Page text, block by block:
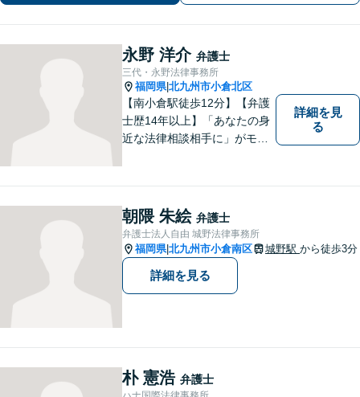
は「地域密着」の当事務所にご相談く
ださい。
永野 洋介 弁護士
三代・永野法律事務所
福岡県|北九州市小倉北区
【南小倉駅徒歩12分】【弁護
士歴14年以上】「あなたの身
近な法律相談相手に」がモッ
事故、債務整理等、個人が抱
える問題に注力しております
ので、お気軽にご相談くださ
いませ。【駐車場あり】
詳細を見
る
朝隈 朱絵 弁護士
弁護士法人自由 城野法律事務所
福岡県|北九州市小倉南区 城野駅 から徒歩3分
詳細を見る
朴 憲浩 弁護士